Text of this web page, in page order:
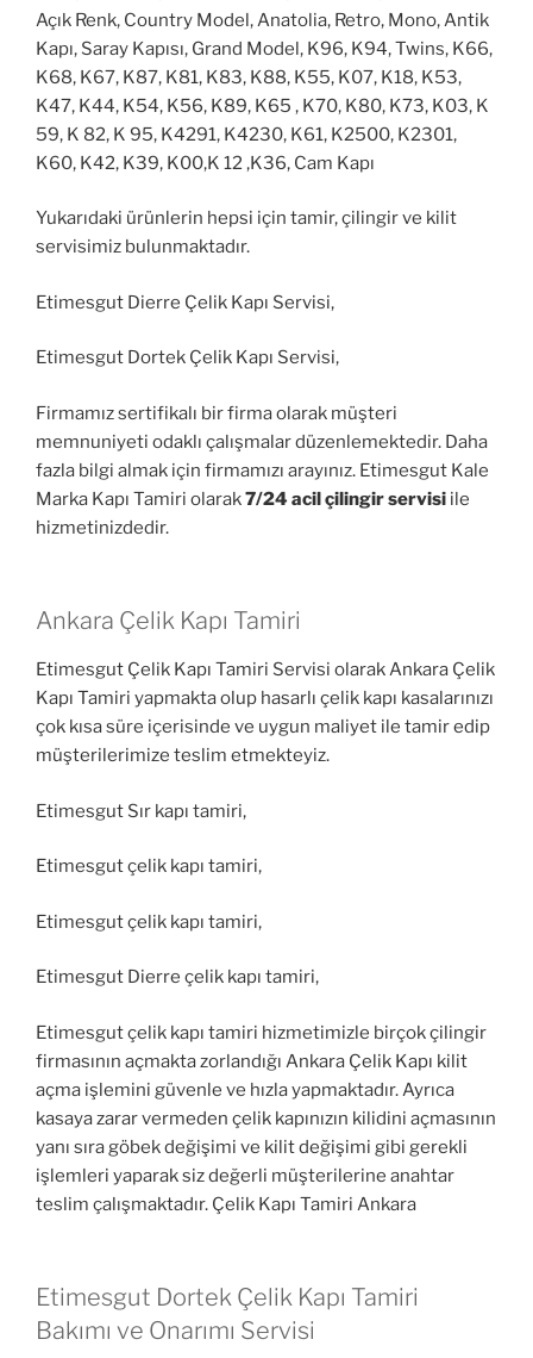
Açık Renk, Country Model, Anatolia, Retro, Mono, Antik
Kapı, Saray Kapısı, Grand Model, K96, K94, Twins, K66,
K68, K67, K87, K81, K83, K88, K55, K07, K18, K53,
K47, K44, K54, K56, K89, K65 , K70, K80, K73, K03, K
59, K 82, K 95, K4291, K4230, K61, K2500, K2301,
K60, K42, K39, K00,K 12 ,K36, Cam Kapı
Yukarıdaki ürünlerin hepsi için tamir, çilingir ve kilit
servisimiz bulunmaktadır.
Etimesgut Dierre Çelik Kapı Servisi,
Etimesgut Dortek Çelik Kapı Servisi,
Firmamız sertifikalı bir firma olarak müşteri
memnuniyeti odaklı çalışmalar düzenlemektedir. Daha
fazla bilgi almak için firmamızı arayınız. Etimesgut Kale
Marka Kapı Tamiri olarak7/24 acil çilingir servisi ile
hizmetinizdedir.
Ankara Çelik Kapı Tamiri
Etimesgut Çelik Kapı Tamiri Servisi olarak Ankara Çelik
Kapı Tamiri yapmakta olup hasarlı çelik kapı kasalarınızı
çok kısa süre içerisinde ve uygun maliyet ile tamir edip
müşterilerimize teslim etmekteyiz.
Etimesgut Sır kapı tamiri,
Etimesgut çelik kapı tamiri,
Etimesgut çelik kapı tamiri,
Etimesgut Dierre çelik kapı tamiri,
Etimesgut çelik kapı tamiri hizmetimizle birçok çilingir
firmasının açmakta zorlandığı Ankara Çelik Kapı kilit
açma işlemini güvenle ve hızla yapmaktadır. Ayrıca
kasaya zarar vermeden çelik kapınızın kilidini açmasının
yanı sıra göbek değişimi ve kilit değişimi gibi gerekli
işlemleri yaparak siz değerli müşterilerine anahtar
teslim çalışmaktadır. Çelik Kapı Tamiri Ankara
Etimesgut Dortek Çelik Kapı Tamiri
Bakımı ve Onarımı Servisi